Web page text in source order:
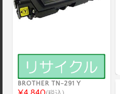
BROTHER TN-291 Y